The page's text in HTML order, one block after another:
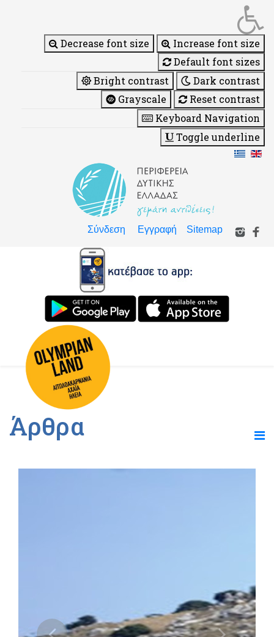
Decrease font size
Increase font size
Default font sizes
Bright contrast
Dark contrast
Grayscale
Reset contrast
Keyboard Navigation
Toggle underline
Σύνδεση Εγγραφή Sitemap
Άρθρα